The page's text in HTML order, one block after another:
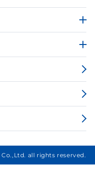
all rights reserved.